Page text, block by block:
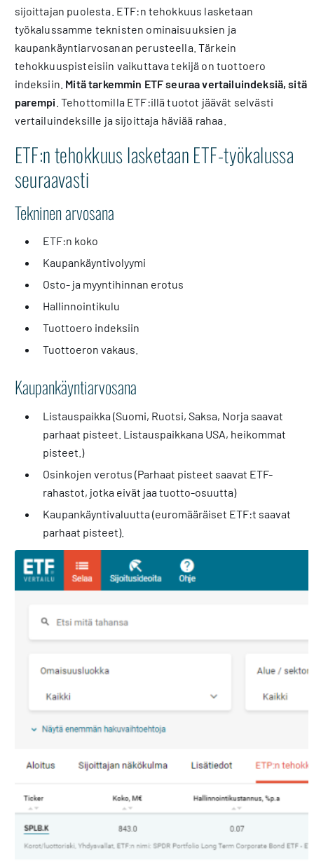
sijoittajan puolesta. ETF:n tehokkuus lasketaan
työkalussamme teknisten ominaisuuksien ja
kaupankäyntiarvosanan perusteella. Tärkein
tehokkuuspisteisiin vaikuttava tekijä on tuottoero
indeksiin. Mitä tarkemmin ETF seuraa vertailuindeksiä, sitä
parempi . Tehottomilla ETF:illä tuotot jäävät selvästi
vertailuindeksille ja sijoittaja häviää rahaa.
ETF:n tehokkuus lasketaan ETF-työkalussa
seuraavasti
Tekninen arvosana
ETF:n koko
Kaupankäyntivolyymi
Osto- ja myyntihinnan erotus
Hallinnointikulu
Tuottoero indeksiin
Tuottoeron vakaus.
Kaupankäyntiarvosana
Listauspaikka (Suomi, Ruotsi, Saksa, Norja saavat
parhaat pisteet. Listauspaikkana USA, heikommat
pisteet.)
Osinkojen verotus (Parhaat pisteet saavat ETF-
rahastot, jotka eivät jaa tuotto-osuutta)
Kaupankäyntivaluutta (euromääräiset ETF:t saavat
parhaat pisteet).